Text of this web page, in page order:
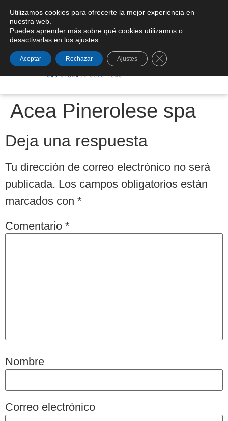
Acea Pinerolese spa
Deja una respuesta
Tu dirección de correo electrónico no será
publicada. Los campos obligatorios están
marcados con *
Comentario *
Nombre
Correo electrónico
Utilizamos cookies para ofrecerte la mejor experiencia en
nuestra web.
Puedes aprender más sobre qué cookies utilizamos o
desactivarlas en los ajustes
Aceptar Rechazar Ajustes Cerrar el banner de